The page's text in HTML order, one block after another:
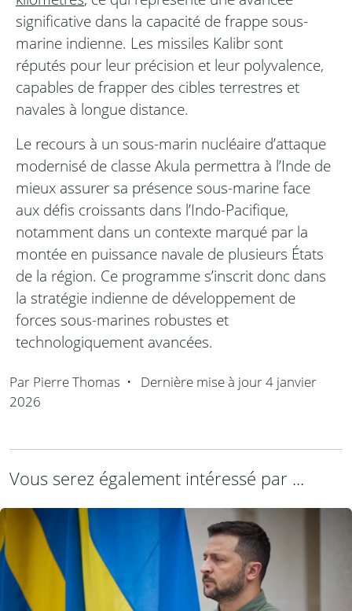
significative dans la capacité de frappe sous-
marine indienne. Les missiles Kalibr sont
réputés pour leur précision et leur polyvalence,
capables de frapper des cibles terrestres et
navales à longue distance.
Le recours à un sous-marin nucléaire d’attaque
modernisé de classe Akula permettra à l’Inde de
mieux assurer sa présence sous-marine face
aux défis croissants dans l’Indo-Pacifique,
notamment dans un contexte marqué par la
montée en puissance navale de plusieurs États
de la région. Ce programme s’inscrit donc dans
la stratégie indienne de développement de
forces sous-marines robustes et
technologiquement avancées.
Par Pierre Thomas • Dernière mise à jour4 janvier
2026
Vous serez également intéressé par ...